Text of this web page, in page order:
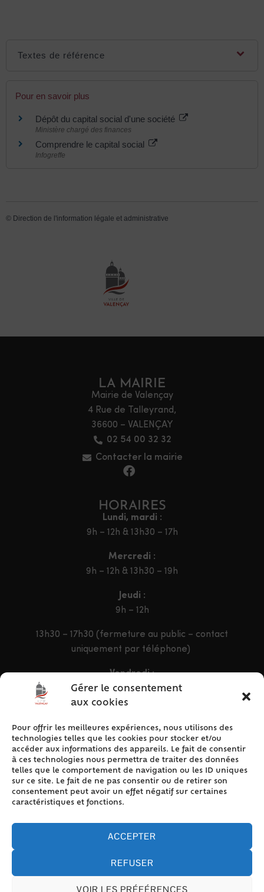
Gérer le consentement
aux cookies
Pour offrir les meilleures expériences, nous utilisons des
technologies telles que les cookies pour stocker et/ou
accéder aux informations des appareils. Le fait de consentir
à ces technologies nous permettra de traiter des données
telles que le comportement de navigation ou les ID uniques
sur ce site. Le fait de ne pas consentir ou de retirer son
consentement peut avoir un effet négatif sur certaines
caractéristiques et fonctions.
ACCEPTER
REFUSER
VOIR LES PRÉFÉRENCES
Textes de référence
Pour en savoir plus
Dépôt du capital social d'une société
Ministère chargé des finances
Comprendre le capital social
Infogreffe
© Direction de l'information légale et administrative
LA MAIRIE
Mairie de Valençay
4 Rue de Talleyrand,
36600 – VALENÇAY
02 54 00 32 32
Contacter la mairie
HORAIRES
Lundi, mardi :
9h – 12h & 13h30 – 17h
Mercredi :
9h – 12h & 13h30 – 19h
Jeudi :
9h – 12h
13h30 – 17h30 (fermeture au public – contact
uniquement par téléphone)
Vendredi :
9h – 12h & 13h30 – 16h30
ACCÈS RAPIDE
Accueil
Contact
Plan du site
Mentions légales
Politique de cookies (UE)